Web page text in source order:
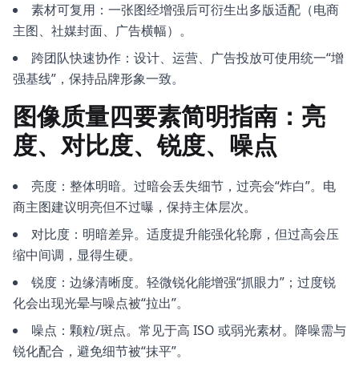
素材可复用：一张图经增强后可衍生出多版适配（电商
主图、社媒封面、广告横幅）。
跨团队快速协作：设计、运营、广告投放可使用统一“增
强基线”，保持品牌形象一致。
图像质量四要素简明指南：亮
度、对比度、锐度、噪点
亮度：整体明暗。过暗会丢失细节，过亮会“炸白”。电
商主图建议明亮但不过曝，保持主体层次。
对比度：明暗差异。适度提升能强化轮廓，但过高会压
缩中间调，显得生硬。
锐度：边缘清晰度。轻微锐化能增强“抓眼力”；过度锐
化会出现光晕与噪点被“拉出”。
噪点：颗粒/斑点。常见于高 ISO 或弱光素材。降噪需与
锐化配合，避免细节被“抹平”。